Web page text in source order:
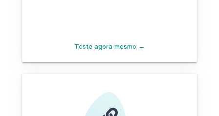
Teste agora mesmo →